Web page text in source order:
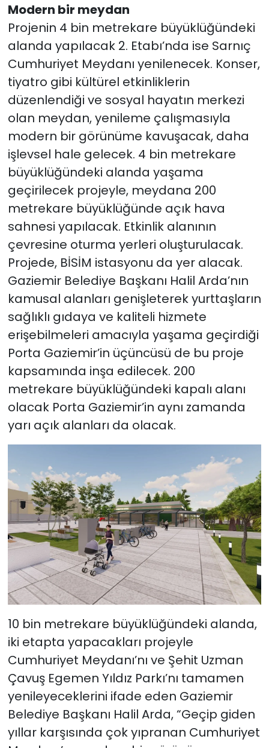
Modern bir meydan
Projenin 4 bin metrekare büyüklüğündeki
alanda yapılacak 2. Etabı’nda ise Sarnıç
Cumhuriyet Meydanı yenilenecek. Konser,
tiyatro gibi kültürel etkinliklerin
düzenlendiği ve sosyal hayatın merkezi
olan meydan, yenileme çalışmasıyla
modern bir görünüme kavuşacak, daha
işlevsel hale gelecek. 4 bin metrekare
büyüklüğündeki alanda yaşama
geçirilecek projeyle, meydana 200
metrekare büyüklüğünde açık hava
sahnesi yapılacak. Etkinlik alanının
çevresine oturma yerleri oluşturulacak.
Projede, BİSİM istasyonu da yer alacak.
Gaziemir Belediye Başkanı Halil Arda’nın
kamusal alanları genişleterek yurttaşların
sağlıklı gıdaya ve kaliteli hizmete
erişebilmeleri amacıyla yaşama geçirdiği
Porta Gaziemir’in üçüncüsü de bu proje
kapsamında inşa edilecek. 200
metrekare büyüklüğündeki kapalı alanı
olacak Porta Gaziemir’in aynı zamanda
yarı açık alanları da olacak.
10 bin metrekare büyüklüğündeki alanda,
iki etapta yapacakları projeyle
Cumhuriyet Meydanı’nı ve Şehit Uzman
Çavuş Egemen Yıldız Parkı’nı tamamen
yenileyeceklerini ifade eden Gaziemir
Belediye Başkanı Halil Arda, “Geçip giden
yıllar karşısında çok yıpranan Cumhuriyet